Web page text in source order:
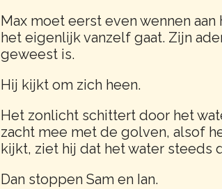
Max moet eerst even wennen
het eigenlijk vanzelf gaat. Zijn
geweest is.
Hij kijkt om zich heen.
Het zonlicht schittert door het
zacht mee met de golven, alsof
kijkt, ziet hij dat het water steeds
Dan stoppen Sam en Ian.